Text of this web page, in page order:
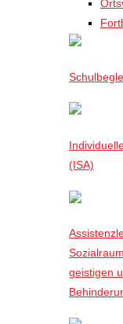
(ISA)
geistigen